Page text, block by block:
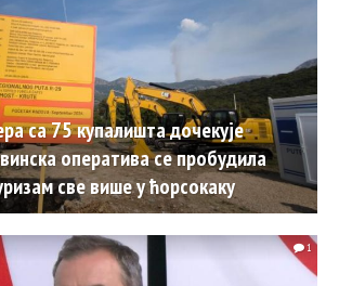
са 75 купалишта дочекује
оператива се пробудила
све више у ћорсокаку
1